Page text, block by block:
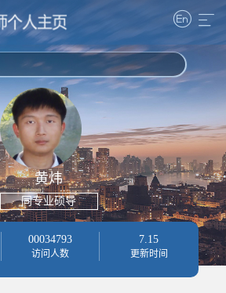
黄炜
同专业硕导
00034793
访问人数
7 15
更新时间